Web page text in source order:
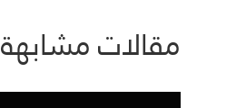
مقالات مشابهة